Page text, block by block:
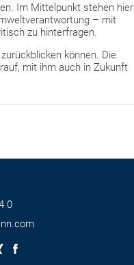
Im Mittelpunkt stehen hier
– mit
zu hinterfragen.
können. Die
mit ihm auch in Zukunft
0